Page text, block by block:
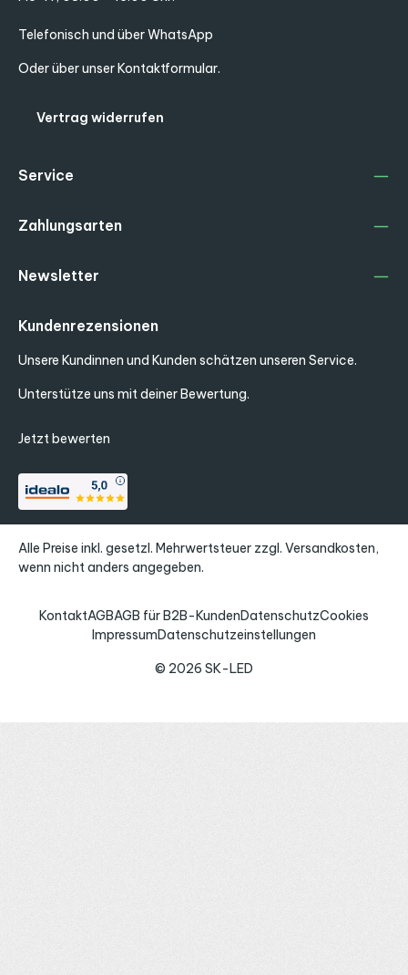
Telefonisch und über WhatsApp
Oder über unserKontaktformular.
Vertrag widerrufen
Service
Zahlungsarten
Kundenrezensionen
Unsere Kundinnen und Kunden schätzen unseren Service.
Unterstütze uns mit deiner Bewertung.
Jetzt bewerten
Newsletter
Alle Preise inkl. gesetzl. Mehrwertsteuer zzgl. Versandkosten,
wenn nicht anders angegeben.
© 2026 SK-LED
KontaktAGBAGB für B2B-KundenDatenschutzCookies
ImpressumDatenschutzeinstellungen